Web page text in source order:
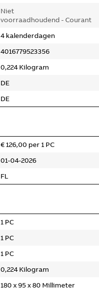
Niet
voorraadhoudend - Courant
4 kalenderdagen
4016779523356
0,224 Kilogram
DE
DE
€ 126,00 per 1 PC
01-04-2026
FL
1 PC
1 PC
1 PC
0,224 Kilogram
180 x 95 x 80 Millimeter